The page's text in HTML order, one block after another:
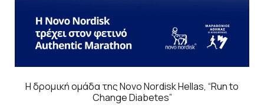
Η δρομική ομάδα της Novo Nordisk Hellas, “Run to
Change Diabetes”